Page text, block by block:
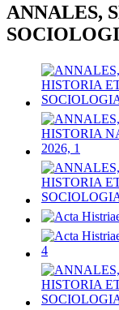
ANNALES,